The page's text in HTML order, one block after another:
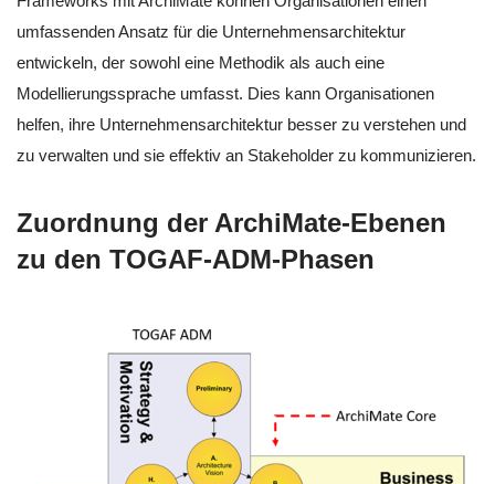
umfassenden Ansatz für die Unternehmensarchitektur
entwickeln, der sowohl eine Methodik als auch eine
Modellierungssprache umfasst. Dies kann Organisationen
helfen, ihre Unternehmensarchitektur besser zu verstehen und
zu verwalten und sie effektiv an Stakeholder zu kommunizieren.
Zuordnung der ArchiMate-Ebenen
zu den TOGAF-ADM-Phasen